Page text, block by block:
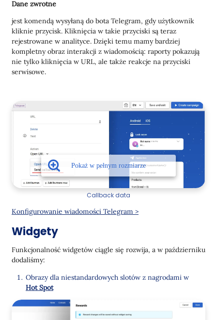
Dane zwrotne
jest komendą wysyłaną do bota Telegram, gdy użytkownik
kliknie przycisk. Kliknięcia w takie przyciski są teraz
rejestrowane w analityce. Dzięki temu mamy bardziej
kompletny obraz interakcji z wiadomością: raporty pokazują
nie tylko kliknięcia w URL, ale także reakcje na przyciski
serwisowe.
Callback data
Konfigurowanie wiadomości Telegram >
Widgety
Funkcjonalność widgetów ciągle się rozwija, a w październiku
dodaliśmy:
Obrazy dla niestandardowych slotów z nagrodami w
Hot Spot